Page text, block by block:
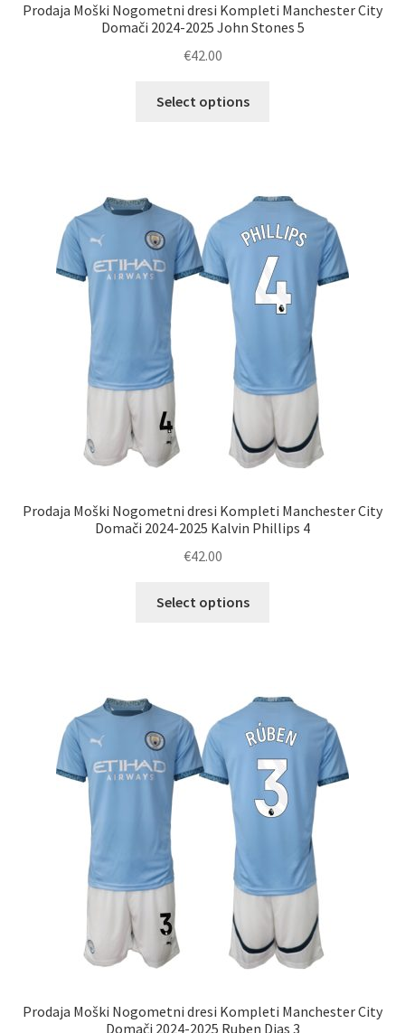
Prodaja Moški Nogometni dresi Kompleti Manchester City
Domači 2024-2025 John Stones 5
€42.00
Select options
Možnosti
lahko
izberete
na
strani
izdelka
Prodaja Moški Nogometni dresi Kompleti Manchester City
Domači 2024-2025 Kalvin Phillips 4
€42.00
Select options
Možnosti
lahko
izberete
na
strani
izdelka
Prodaja Moški Nogometni dresi Kompleti Manchester City
Domači 2024-2025 Ruben Dias 3